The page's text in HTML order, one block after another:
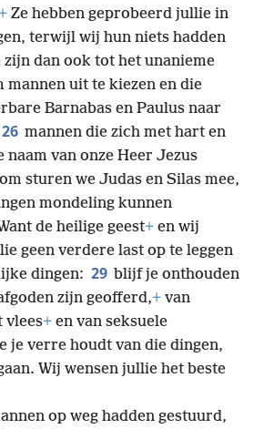
Ze hebben geprobeerd jullie in
terwijl wij hun niets hadden
zijn dan ook tot het unanieme
mannen uit te kiezen en die
Barnabas en Paulus naar
26 mannen die zich met hart en
van onze Heer Jezus
sturen we Judas en Silas mee,
mondeling kunnen
de heilige geest+ en wij
geen verdere last op te leggen
dingen: 29 blijf je onthouden
zijn geofferd,+ van
vlees+ en van seksuele
je verre houdt van die dingen,
Wij wensen jullie het beste
op weg hadden gestuurd,